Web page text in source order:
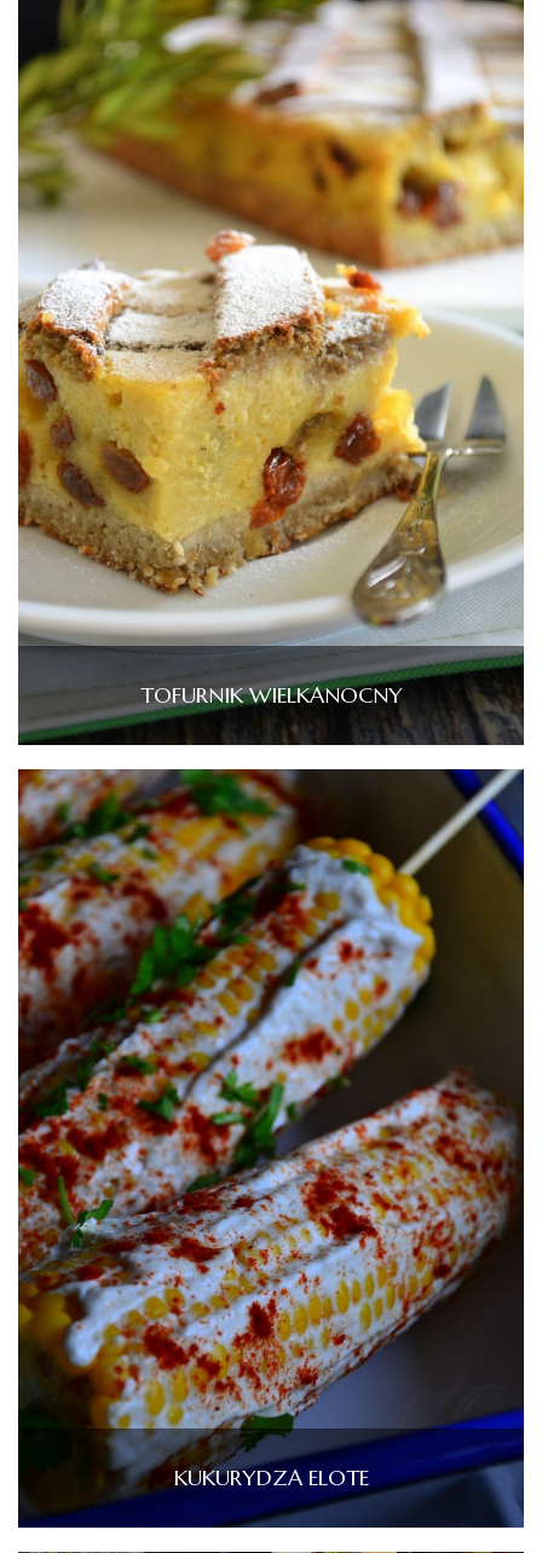
TOFURNIK WIELKANOCNY
KUKURYDZA ELOTE